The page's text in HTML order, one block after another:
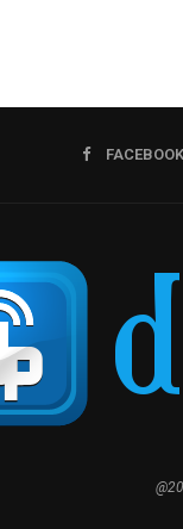
FACEBOOK